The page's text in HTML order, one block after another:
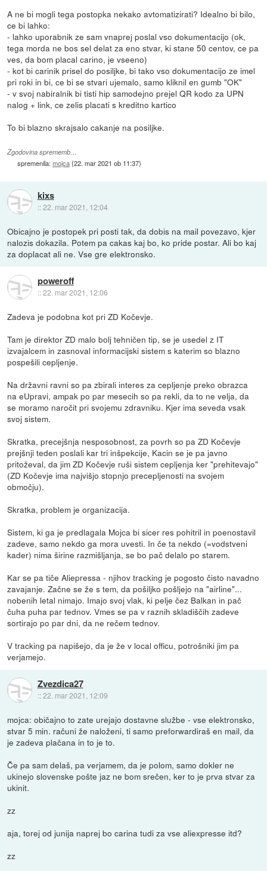
A ne bi mogli tega postopka nekako avtomatizirati? Idealno bi bilo,
ce bi lahko:
- lahko uporabnik ze sam vnaprej poslal vso dokumentacijo (ok,
tega morda ne bos sel delat za eno stvar, ki stane 50 centov, ce pa
ves, da bom placal carino, je vseeno)
- kot bi carinik prisel do posiljke, bi tako vso dokumentacijo ze imel
pri roki in bi, ce bi se stvari ujemalo, samo kliknil en gumb "OK"
- v svoj nabiralnik bi tisti hip samodejno prejel QR kodo za UPN
nalog + link, ce zelis placati s kreditno kartico
To bi blazno skrajsalo cakanje na posiljke.
Zgodovina sprememb…
spremenila:mojca(22. mar 2021 ob 11:37)
kixs
::22. mar 2021, 12:04
Obicajno je postopek pri posti tak, da dobis na mail povezavo, kjer
nalozis dokazila. Potem pa cakas kaj bo, ko pride postar. Ali bo kaj
za doplacat ali ne. Vse gre elektronsko.
poweroff
::22. mar 2021, 12:06
Zadeva je podobna kot pri ZD Kočevje.
Tam je direktor ZD malo bolj tehničen tip, se je usedel z IT
izvajalcem in zasnoval informacijski sistem s katerim so blazno
pospešili cepljenje.
Na državni ravni so pa zbirali interes za cepljenje preko obrazca
na eUpravi, ampak po par mesecih so pa rekli, da to ne velja, da
se moramo naročit pri svojemu zdravniku. Kjer ima seveda vsak
svoj sistem.
Skratka, precejšnja nesposobnost, za povrh so pa ZD Kočevje
prejšnji teden poslali kar tri inšpekcije, Kacin se je pa javno
pritoževal, da jim ZD Kočevje ruši sistem cepljenja ker "prehitevajo"
(ZD Kočevje ima najvišjo stopnjo precepljenosti na svojem
območju).
Skratka, problem je organizacija.
Sistem, ki ga je predlagala Mojca bi sicer res pohitril in poenostavil
zadeve, samo nekdo ga mora uvesti. In če ta nekdo (=vodstveni
kader) nima širine razmišljanja, se bo pač delalo po starem.
Kar se pa tiče Aliepressa - njihov tracking je pogosto čisto navadno
zavajanje. Začne se že s tem, da pošiljko pošljejo na "airline"...
nobenih letal nimajo. Imajo svoj vlak, ki pelje čez Balkan in pač
čuha puha par tednov. Vmes se pa v raznih skladiščih zadeve
sortirajo po par dni, da ne rečem tednov.
V tracking pa napišejo, da je že v local officu, potrošniki jim pa
verjamejo.
Zvezdica27
::22. mar 2021, 12:09
mojca: običajno to zate urejajo dostavne službe - vse elektronsko,
stvar 5 min. računi že naloženi, ti samo preforwardiraš en mail, da
je zadeva plačana in to je to.
Če pa sam delaš, pa verjamem, da je polom, samo dokler ne
ukinejo slovenske pošte jaz ne bom srečen, ker to je prva stvar za
ukinit.
zz
aja, torej od junija naprej bo carina tudi za vse aliexpresse itd?
zz